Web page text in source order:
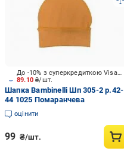
89.10₴/шт.
До -10% з суперкредиткою Visa Вигода
Шапка Bambinelli Шп 305-2 р.42-
44 1025 Помаранчева
оцінити
99 ₴/шт.